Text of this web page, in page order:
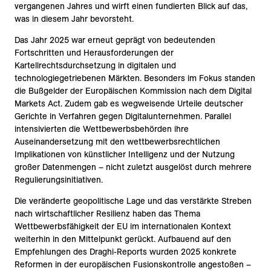
vergangenen Jahres und wirft einen fundierten Blick auf das,
was in diesem Jahr bevorsteht.
Das Jahr 2025 war erneut geprägt von bedeutenden
Fortschritten und Herausforderungen der
Kartellrechtsdurchsetzung in digitalen und
technologiegetriebenen Märkten. Besonders im Fokus standen
die Bußgelder der Europäischen Kommission nach dem Digital
Markets Act. Zudem gab es wegweisende Urteile deutscher
Gerichte in Verfahren gegen Digitalunternehmen. Parallel
intensivierten die Wettbewerbsbehörden ihre
Auseinandersetzung mit den wettbewerbsrechtlichen
Implikationen von künstlicher Intelligenz und der Nutzung
großer Datenmengen – nicht zuletzt ausgelöst durch mehrere
Regulierungsinitiativen.
Die veränderte geopolitische Lage und das verstärkte Streben
nach wirtschaftlicher Resilienz haben das Thema
Wettbewerbsfähigkeit der EU im internationalen Kontext
weiterhin in den Mittelpunkt gerückt. Aufbauend auf den
Empfehlungen des Draghi-Reports wurden 2025 konkrete
Reformen in der europäischen Fusionskontrolle angestoßen –